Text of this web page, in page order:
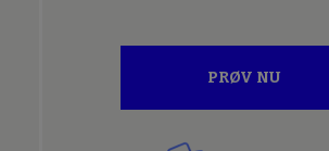
PRØV NU